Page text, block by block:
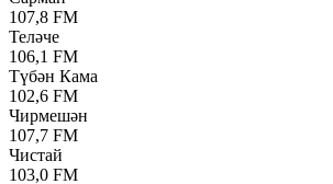
107,8 FM
Теләче
106,1 FM
Түбән Кама
102,6 FM
Чирмешән
107,7 FM
Чистай
103,0 FM